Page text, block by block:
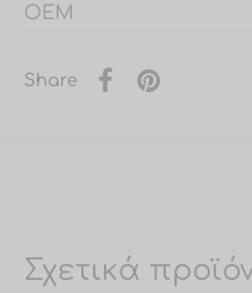
OEM
Share
Σχετικά